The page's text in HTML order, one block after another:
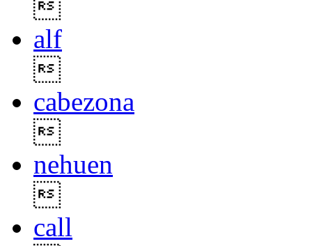
alf
cabezona
nehuen
call